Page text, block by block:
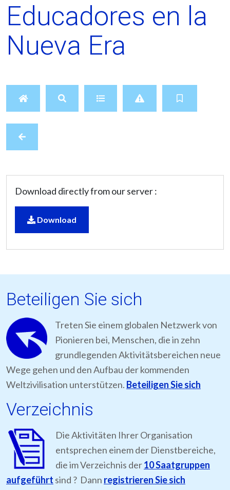
Educadores en la
Nueva Era
Download directly from our server :
Download
Beteiligen Sie sich
Treten Sie einem globalen Netzwerk von
Pionieren bei, Menschen, die in zehn
grundlegenden Aktivitätsbereichen neue
Wege gehen und den Aufbau der kommenden
Weltzivilisation unterstützen. Beteiligen Sie sich
Verzeichnis
Die Aktivitäten Ihrer Organisation
entsprechen einem der Dienstbereiche,
die im Verzeichnis der10 Saatgruppen
aufgeführt sind ? Dann registrieren Sie sich